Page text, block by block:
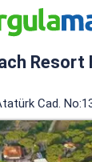
Resort
Cad.